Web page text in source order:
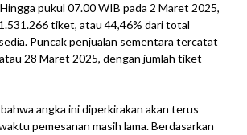
pukul 07.00 WIB pada 2 Maret 2025,
tiket, atau 44,46% dari total
Puncak penjualan sementara tercatat
28 Maret 2025, dengan jumlah tiket
angka ini diperkirakan akan terus
pemesanan masih lama. Berdasarkan